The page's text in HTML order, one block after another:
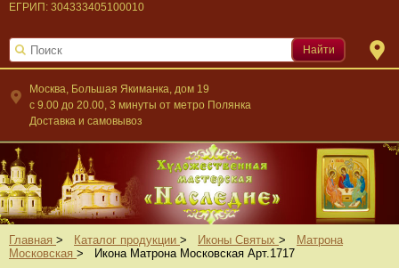
Москва, Большая Якиманка, дом 19
c 9.00 до 20.00, 3 минуты от метро Полянка
Доставка и самовывоз
ЕГРИП: 304333405100010
Найти
Главная > Каталог продукции > Иконы Святых >
Матрона
Московская > Икона Матрона Московская Арт.1717